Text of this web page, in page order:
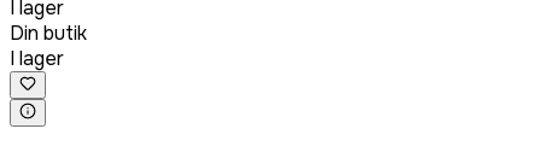
I lager
Din butik
I lager